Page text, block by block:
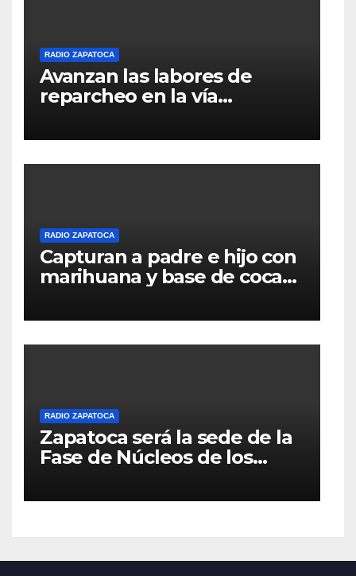
RADIO ZAPATOCA
Avanzan las labores de
reparcheo en la vía
apoyo voluntario
RADIO ZAPATOCA
Capturan a padre e hijo con
marihuana y base de coca
Zapatoca
RADIO ZAPATOCA
Zapatoca será la sede de la
Fase de Núcleos de los
2026